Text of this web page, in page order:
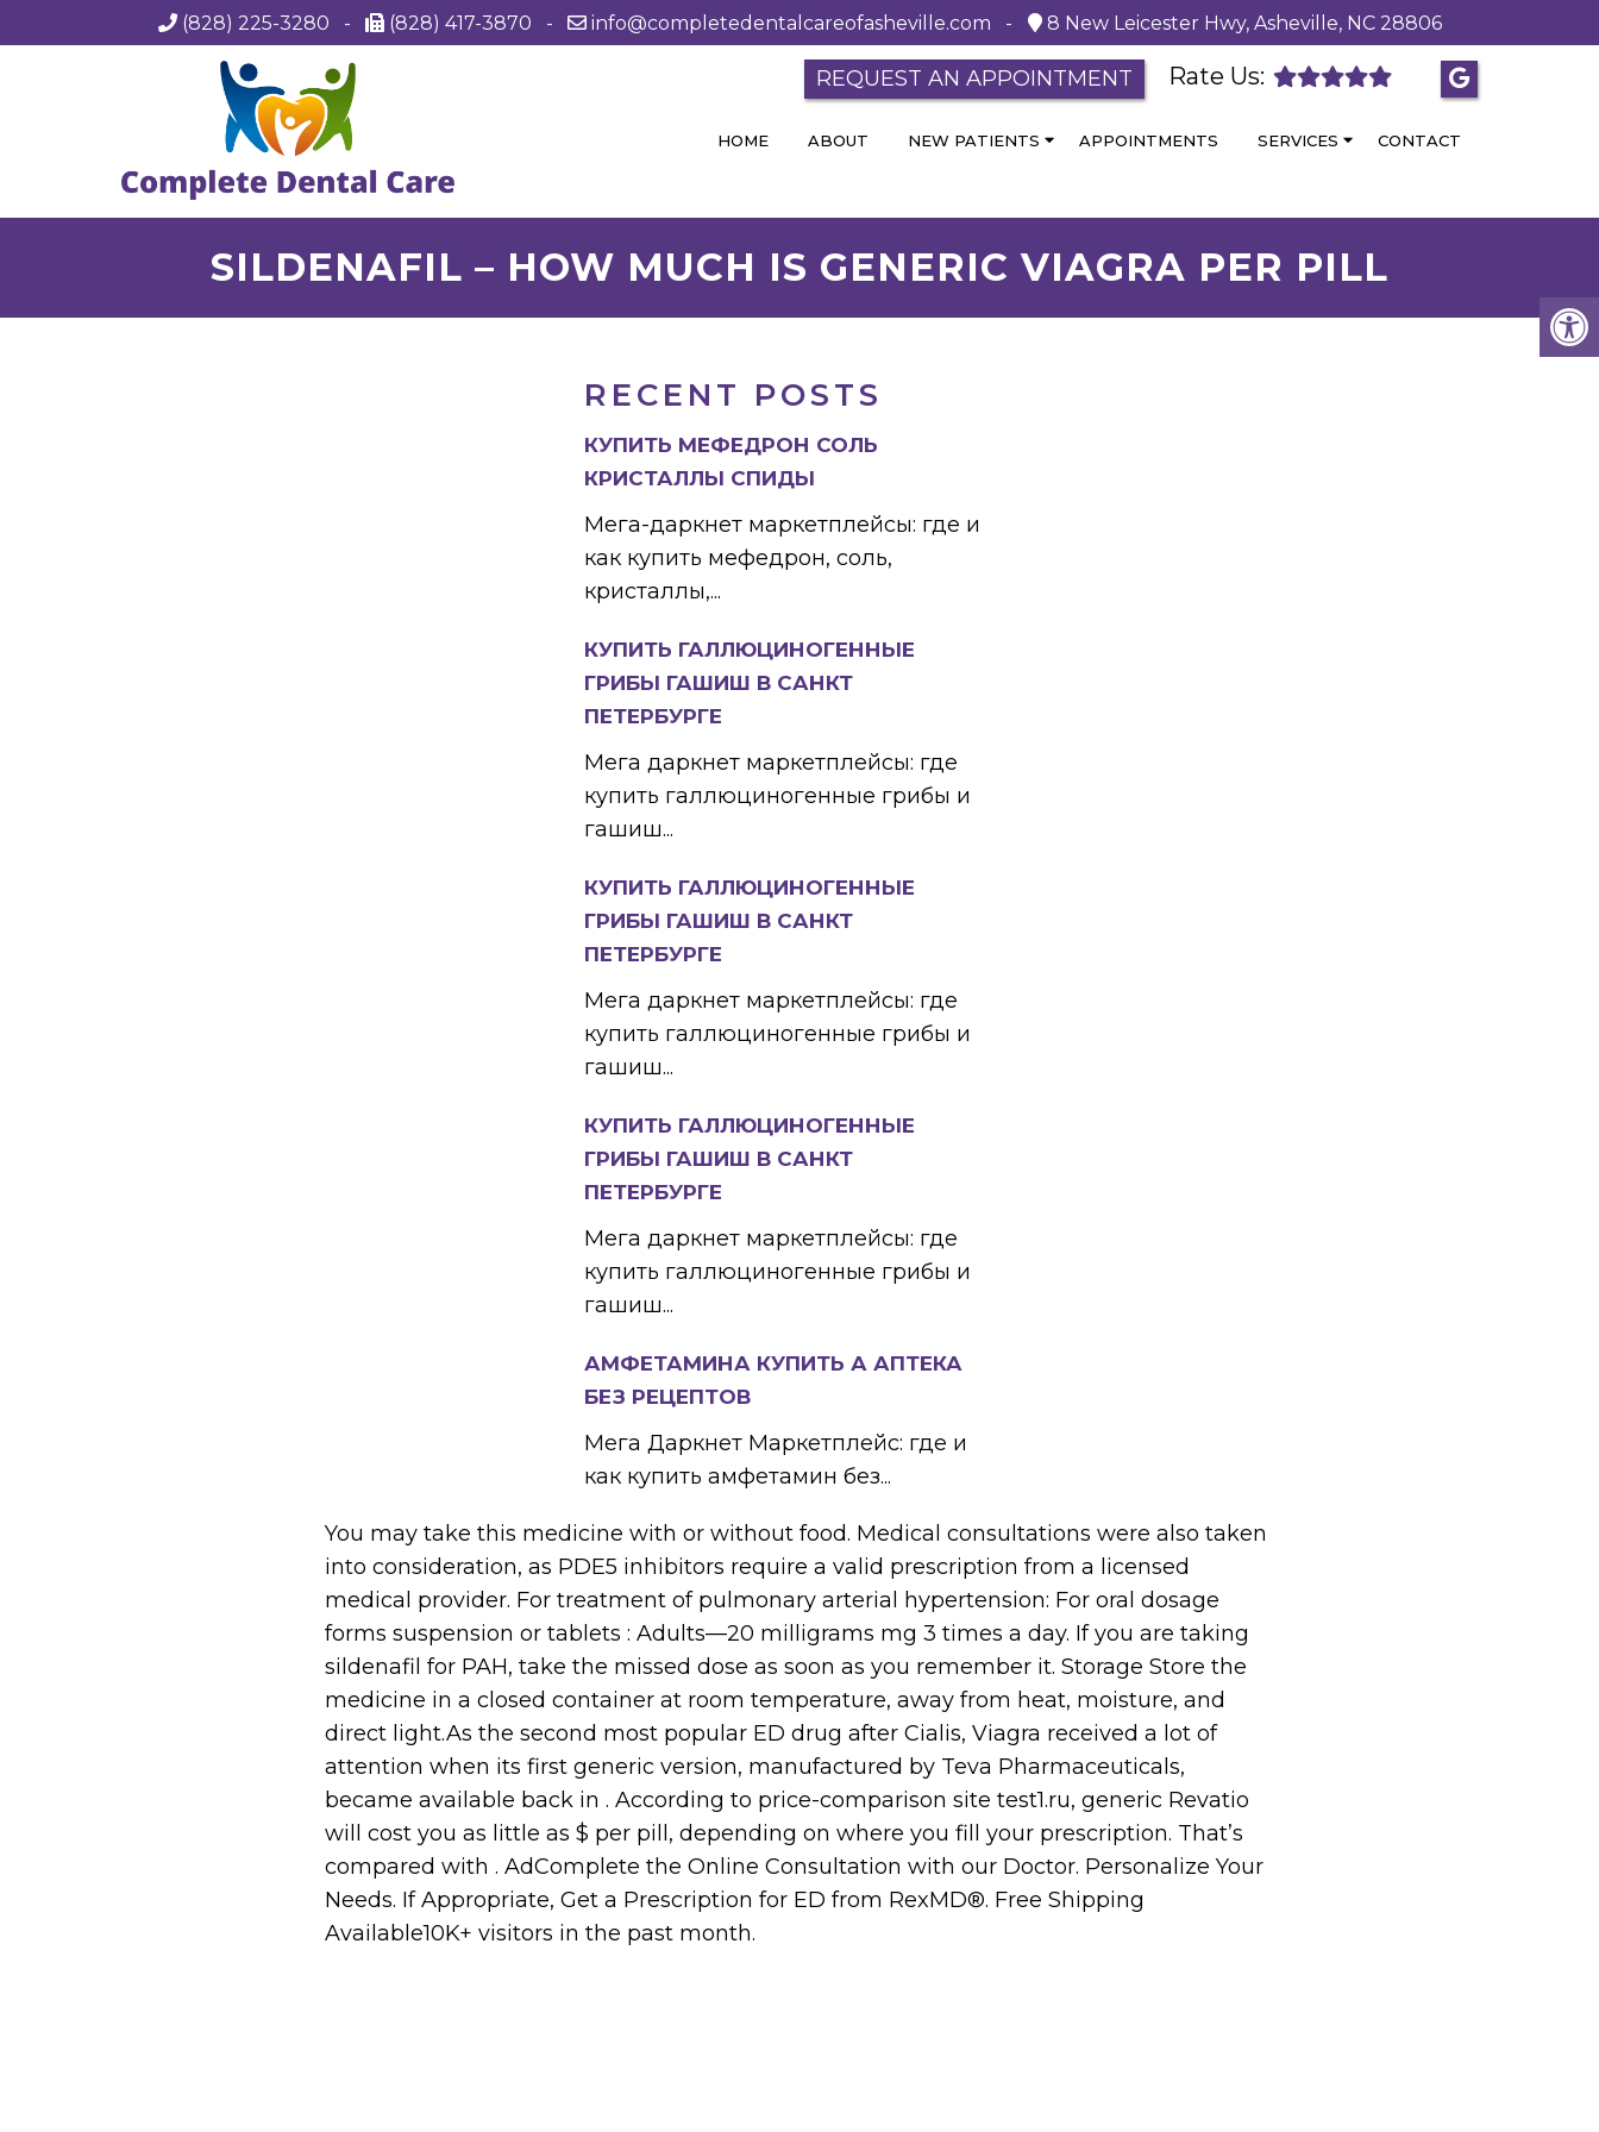
(828) 225-3280 - (828) 417-3870 - info@completedentalcareofasheville.com - 8 New Leicester Hwy, Asheville, NC 28806
REQUEST AN APPOINTMENT Rate Us:
HOME ABOUT NEW PATIENTS APPOINTMENTS SERVICES CONTACT
SILDENAFIL – HOW MUCH IS GENERIC VIAGRA PER PILL
RECENT POSTS
КУПИТЬ МЕФЕДРОН СОЛЬ
КРИСТАЛЛЫ СПИДЫ
Мега-даркнет маркетплейсы: где и
как купить мефедрон, соль,
кристаллы,...
КУПИТЬ ГАЛЛЮЦИНОГЕННЫЕ
ГРИБЫ ГАШИШ В САНКТ
ПЕТЕРБУРГЕ
Мега даркнет маркетплейсы: где
купить галлюциногенные грибы и
гашиш...
КУПИТЬ ГАЛЛЮЦИНОГЕННЫЕ
ГРИБЫ ГАШИШ В САНКТ
ПЕТЕРБУРГЕ
Мега даркнет маркетплейсы: где
купить галлюциногенные грибы и
гашиш...
КУПИТЬ ГАЛЛЮЦИНОГЕННЫЕ
ГРИБЫ ГАШИШ В САНКТ
ПЕТЕРБУРГЕ
Мега даркнет маркетплейсы: где
купить галлюциногенные грибы и
гашиш...
АМФЕТАМИНА КУПИТЬ А АПТЕКА
БЕЗ РЕЦЕПТОВ
Мега Даркнет Маркетплейс: где и
как купить амфетамин без...
You may take this medicine with or without food. Medical consultations were also taken
into consideration, as PDE5 inhibitors require a valid prescription from a licensed
medical provider. For treatment of pulmonary arterial hypertension: For oral dosage
forms suspension or tablets : Adults—20 milligrams mg 3 times a day. If you are taking
sildenafil for PAH, take the missed dose as soon as you remember it. Storage Store the
medicine in a closed container at room temperature, away from heat, moisture, and
direct light.As the second most popular ED drug after Cialis, Viagra received a lot of
attention when its first generic version, manufactured by Teva Pharmaceuticals,
became available back in . According to price-comparison site test1.ru, generic Revatio
will cost you as little as $ per pill, depending on where you fill your prescription. That’s
compared with . AdComplete the Online Consultation with our Doctor. Personalize Your
Needs. If Appropriate, Get a Prescription for ED from RexMD®. Free Shipping
Available10K+ visitors in the past month.